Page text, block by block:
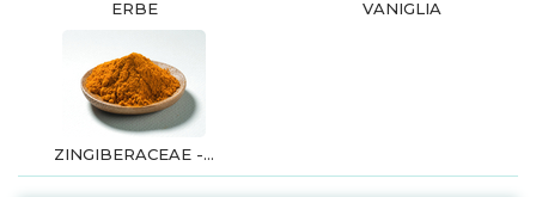
ERBE VANIGLIA
ZINGIBERACEAE -...